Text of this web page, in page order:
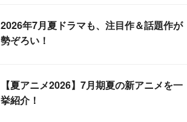
2026年7月夏ドラマも、注目作＆話題作が
勢ぞろい！
【夏アニメ2026】7月期夏の新アニメを一
挙紹介！